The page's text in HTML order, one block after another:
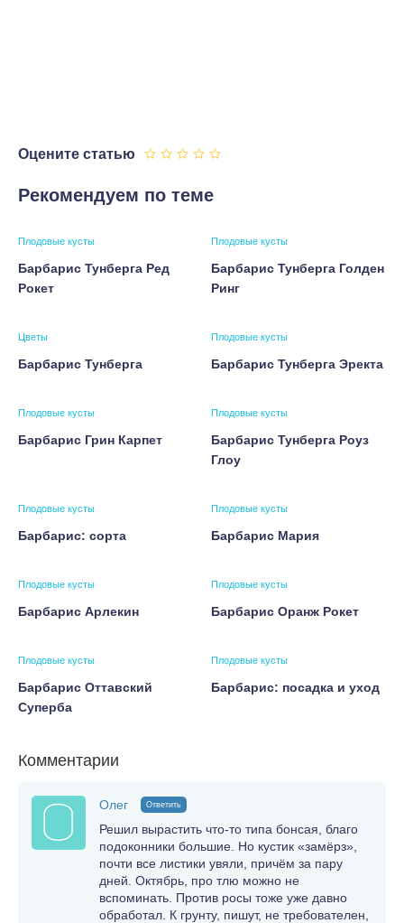
Оцените статью
Рекомендуем по теме
Плодовые кусты
Барбарис Тунберга Ред
Рокет
Плодовые кусты
Барбарис Тунберга Голден
Ринг
Цветы
Барбарис Тунберга
Плодовые кусты
Барбарис Тунберга Эректа
Плодовые кусты
Барбарис Грин Карпет
Плодовые кусты
Барбарис Тунберга Роуз
Глоу
Плодовые кусты
Барбарис: сорта
Плодовые кусты
Барбарис Мария
Плодовые кусты
Барбарис Арлекин
Плодовые кусты
Барбарис Оранж Рокет
Плодовые кусты
Барбарис Оттавский
Суперба
Плодовые кусты
Барбарис: посадка и уход
Комментарии
Олег Ответить
Решил вырастить что-то типа бонсая, благо
подоконники большие. Но кустик «замёрз»,
почти все листики увяли, причём за пару
дней. Октябрь, про тлю можно не
вспоминать. Против росы тоже уже давно
обработал. К грунту, пишут, не требователен,